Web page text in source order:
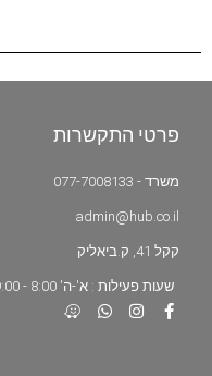
פרטי התקשרות
משרד - 077-7008133
admin@hub.co.il
קקל 41, ק.ביאליק
שעות פעילות : א'-ה' 8:00 - 19:00